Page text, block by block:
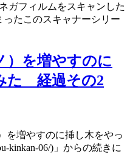
ガフィルムをスキャンした
たこのスキャナーシリー
）を増やすのに
た 経過その2
を増やすのに挿し木をやっ
kinkan-06/)」からの続きに